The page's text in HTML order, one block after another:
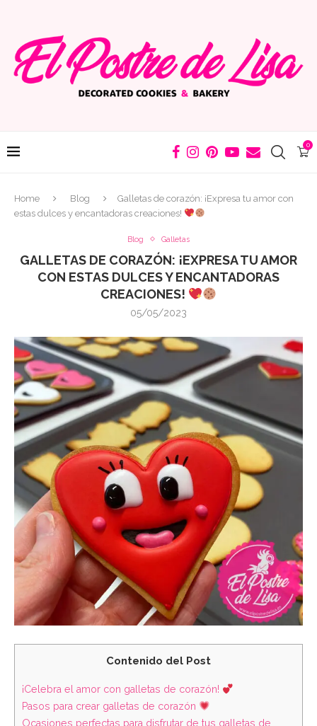
0
Home Blog
Galletas de corazón: ¡Expresa tu amor con
estas dulces y encantadoras creaciones!
Blog Galletas
GALLETAS DE CORAZÓN: ¡EXPRESA TU AMOR
CON ESTAS DULCES Y ENCANTADORAS
CREACIONES!
05/05/2023
Contenido del Post
¡Celebra el amor con galletas de corazón!
Pasos para crear galletas de corazón
Ocasiones perfectas para disfrutar de tus galletas de